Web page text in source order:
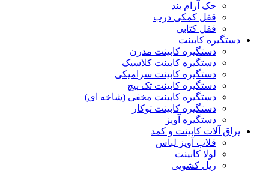
جک آرام بند
قفل کمکی درب
قفل کتابی
دستگیره کابینت
دستگیره کابینت مدرن
دستگیره کابینت کلاسیک
دستگیره کابینت سرامیکی
دستگیره کابینت تک پیچ
دستگیره کابینت مخفی (شاخه ای)
دستگیره کابینت توکار
دستگیره آویز
یراق آلات کابینت و کمد
قلاب آویز لباس
لولا کابینت
ریل کشویی